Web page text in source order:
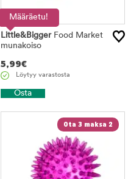
Määräetu!
Little&BiggerFood Market
munakoiso
5,99€
Löytyy varastosta
Osta
Ota 3 maksa 2